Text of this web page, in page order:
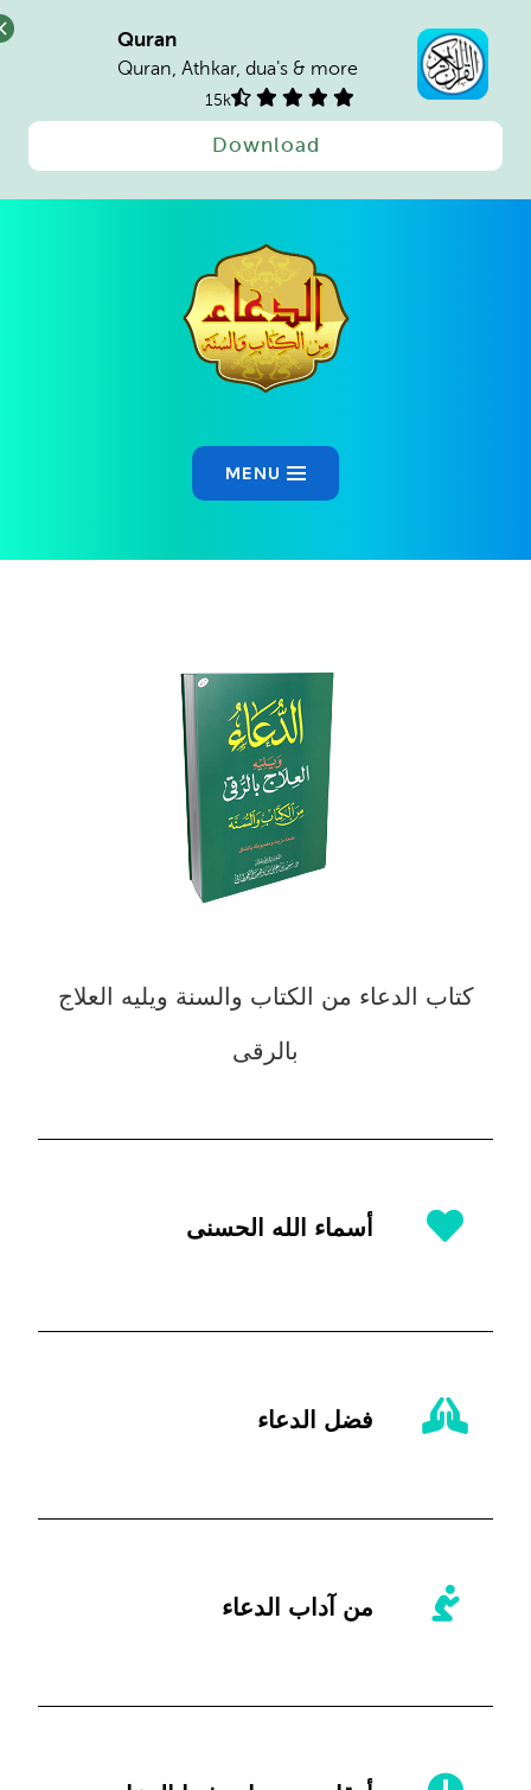
Quran
Quran, Athkar, dua's & more
15k
Download
MENU
كتاب الدعاء من الكتاب والسنة ويليه العلاج
بالرقى
أسماء الله الحسنى
فضل الدعاء
من آداب الدعاء